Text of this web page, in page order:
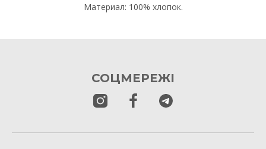
Материал: 100% хлопок.
СОЦМЕРЕЖІ